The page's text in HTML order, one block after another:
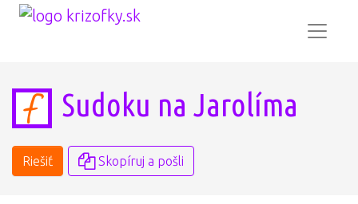
Sudoku na Jarolíma
Riešiť Skopíruj a pošli